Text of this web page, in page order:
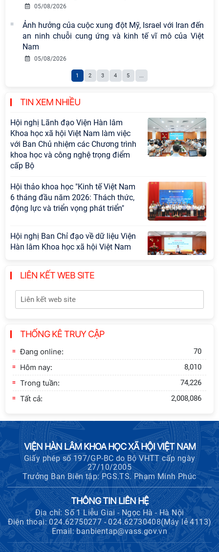
05/08/2026
Ảnh hưởng của cuộc xung đột Mỹ, Israel với Iran đến
an ninh chuỗi cung ứng và kinh tế vĩ mô của Việt
Nam
05/08/2026
1 2 3 4 5 ...
TIN XEM NHIỀU
Viện Hàn lâm Khoa học xã hội Việt
Nam công bố các quyết định về
công tác cán bộ
Tọa đàm Giao lưu chuyên đề về
những kinh nghiệm quan trọng của
Đảng Cộng sản Trung Quốc và Đảng
sự nghiệp xây dựng chủ nghĩa xã hội
Hội nghị Lãnh đạo Viện Hàn lâm
Khoa học xã hội Việt Nam làm việc
với Ban Chủ nhiệm các Chương trình
khoa học và công nghệ trọng điểm
cấp Bộ
Hội thảo khoa học "Kinh tế Việt Nam
6 tháng đầu năm 2026: Thách thức,
động lực và triển vọng phát triển"
Hội nghị Ban Chỉ đạo về dữ liệu Viện
Hàn lâm Khoa học xã hội Việt Nam
triển Việt Nam trong kỷ nguyên mới:
Định hướng chiến lược và lựa chọn
Khai quật công trường khai thác đá
xây dựng Thành Nhà Hồ ở núi An
Tôn
LIÊN KẾT WEB SITE
THỐNG KÊ TRUY CẬP
Đang online: 70
Hôm nay: 8,010
Trong tuần: 74,226
Tất cả: 2,008,086
VIỆN HÀN LÂM KHOA HỌC XÃ HỘI VIỆT NAM
Giấy phép số 197/GP-BC do Bộ VHTT cấp ngày
27/10/2005
Trưởng Ban Biên tập: PGS.TS. Phạm Minh Phúc
THÔNG TIN LIÊN HỆ
Địa chỉ: Số 1 Liễu Giai - Ngọc Hà - Hà Nội
Điện thoại: 024.62750277 - 024.62730408(Máy lẻ 4113)
Email: banbientap@vass.gov.vn